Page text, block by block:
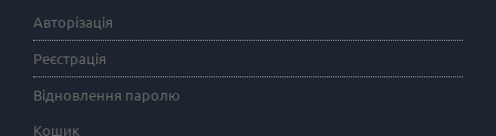
Авторізація
Реєстрація
Відновлення паролю
Кошик